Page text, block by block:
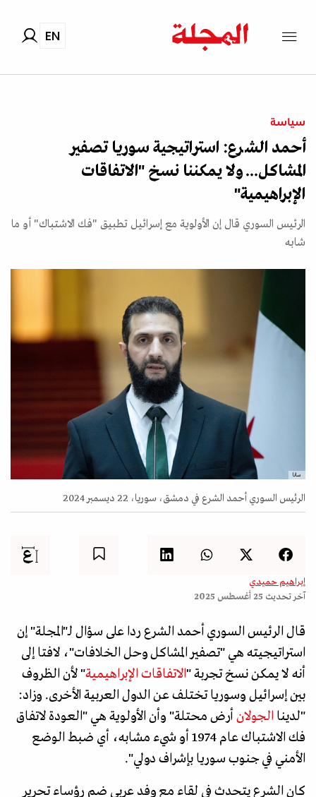
EN
سياسة
أحمد الشرع: استراتيجية سوريا تصفير
المشاكل... ولا يمكننا نسخ "الاتفاقات
الإبراهيمية"
الرئيس السوري قال إن الأولوية مع إسرائيل تطبيق "فك الاشتباك" أو ما
شابه
سانا
الرئيس السوري أحمد الشرع في دمشق، سوريا، 22 ديسمبر 2024
إبراهيم حميدي
آخر تحديث 25 أغسطس 2025
قال الرئيس السوري أحمد الشرع ردا على سؤال لـ"المجلة" إن
استراتيجيته هي "تصفير المشاكل وحل الخلافات"، لافتا إلى
أنه لا يمكن نسخ تجربة "الاتفاقات الإبراهيمية" لأن الظروف
بين إسرائيل وسوريا تختلف عن الدول العربية الأخرى. وزاد:
"لدينا الجولان أرض محتلة" وأن الأولوية هي "العودة لاتفاق
فك الاشتباك عام 1974 أو شيء مشابه، أي ضبط الوضع
الأمني في جنوب سوريا بإشراف دولي".
كان الشرع يتحدث في لقاء مع وفد عربي ضم رؤساء تحرير